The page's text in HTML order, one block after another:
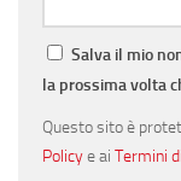
Salva il mio
la prossima volta
Questo sito è
Policye ai Termini